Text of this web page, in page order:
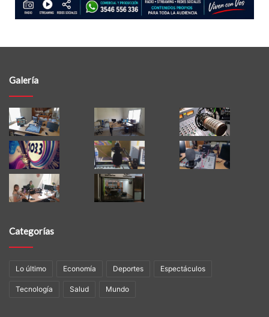
Galería
Categorías
Lo último Economía Deportes Espectáculos
Tecnología Salud Mundo